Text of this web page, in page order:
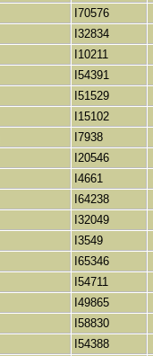
I70576
I32834
I10211
I54391
I51529
I15102
I7938
I20546
I4661
I64238
I32049
I3549
I65346
I54711
I49865
I58830
I54388